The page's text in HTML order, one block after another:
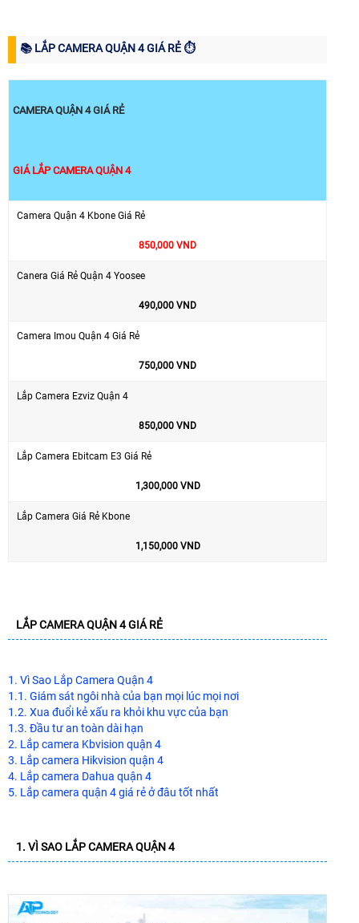
📚 LẮP CAMERA QUẬN 4 GIÁ RẺ ⏱
CAMERA QUẬN 4 GIÁ RẺ
GIÁ LẮP CAMERA QUẬN 4
Camera Quận 4 Kbone Giá Rẻ
850,000 VND
Canera Giá Rẻ Quận 4 Yoosee
490,000 VND
Camera Imou Quận 4 Giá Rẻ
750,000 VND
Lắp Camera Ezviz Quận 4
850,000 VND
Lắp Camera Ebitcam E3 Giá Rẻ
1,300,000 VND
Lắp Camera Giá Rẻ Kbone
1,150,000 VND
LẮP CAMERA QUẬN 4 GIÁ RẺ
1. Vì Sao Lắp Camera Quận 4
1.1. Giám sát ngôi nhà của bạn mọi lúc mọi nơi
1.2. Xua đuổi kẻ xấu ra khỏi khu vực của bạn
1.3. Đầu tư an toàn dài hạn
2. Lắp camera Kbvision quận 4
3. Lắp camera Hikvision quận 4
4. Lắp camera Dahua quận 4
5. Lắp camera quận 4 giá rẻ ở đâu tốt nhất
1. VÌ SAO LẮP CAMERA QUẬN 4